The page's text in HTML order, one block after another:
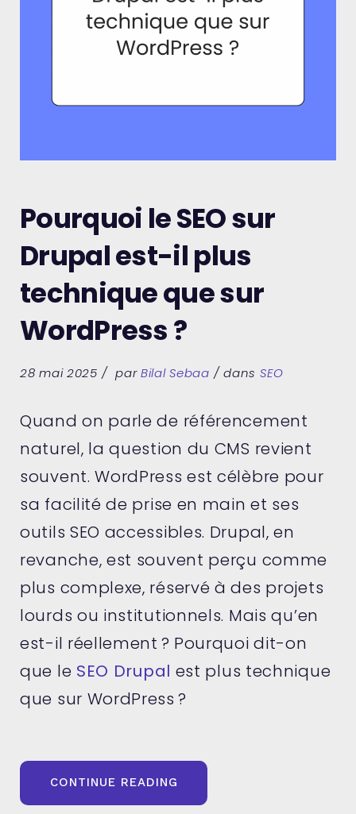
Pourquoi le SEO sur
Drupal est-il plus
technique que sur
WordPress ?
28 mai 2025 parBilal Sebaa dans SEO
Quand on parle de référencement
naturel, la question du CMS revient
souvent. WordPress est célèbre pour
sa facilité de prise en main et ses
outils SEO accessibles. Drupal, en
revanche, est souvent perçu comme
plus complexe, réservé à des projets
lourds ou institutionnels. Mais qu’en
est-il réellement ? Pourquoi dit-on
que le SEO Drupal est plus technique
que sur WordPress ?
CONTINUE READING
SEO